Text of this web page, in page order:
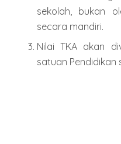
sekolah, bukan
secara mandiri.
Nilai TKA akan
satuan Pendidikan